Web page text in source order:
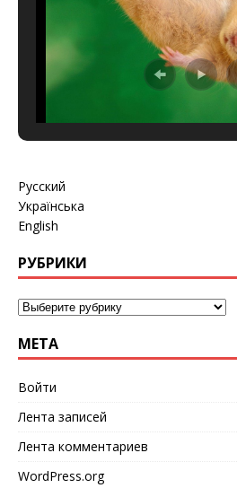
Русский
Українська
English
РУБРИКИ
МЕТА
Войти
Лента записей
Лента комментариев
WordPress.org